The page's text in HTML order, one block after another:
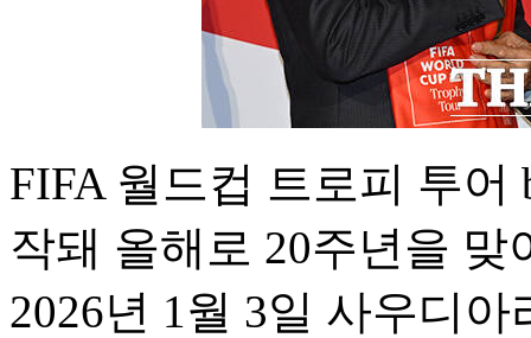
FIFA 월드컵 트로피 투어
작돼 올해로 20주년을
2026년 1월 3일 사우디